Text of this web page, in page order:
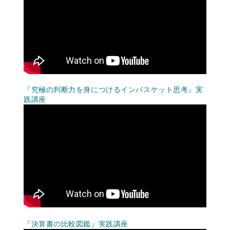
『究極の判断力を身につけるインバスケット思考』実
践講座
『決算書の比較図鑑』実践講座